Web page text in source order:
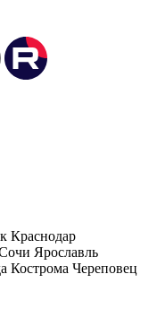
Краснодар
Ярославль
Кострома Череповец